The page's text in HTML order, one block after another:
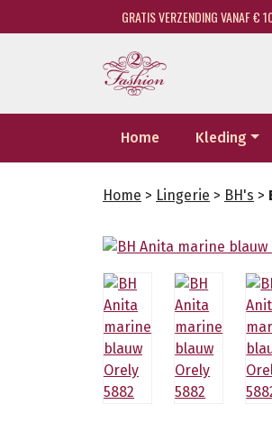
GRATIS VERZENDING VANAF €
Home Kleding
Home > Lingerie > BH's >